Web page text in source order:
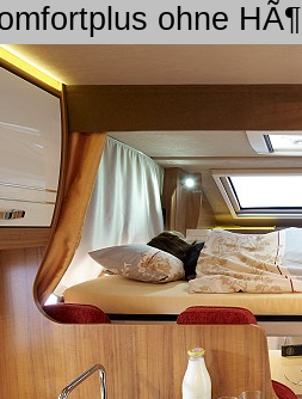
ohne